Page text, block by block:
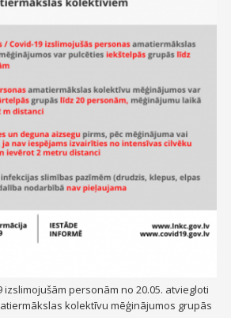
personām no 20.05. atviegloti
kolektīvu mēģinājumos grupās